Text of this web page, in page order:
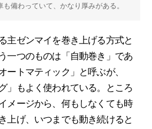
備わっていて、かなり厚みがある。
主ゼンマイを巻き上げる方式と
一つのものは「自動巻き」であ
ートマティック」と呼ぶが、
」もよく使われている。ところ
メージから、何もしなくても時
上げ、いつまでも動き続けると